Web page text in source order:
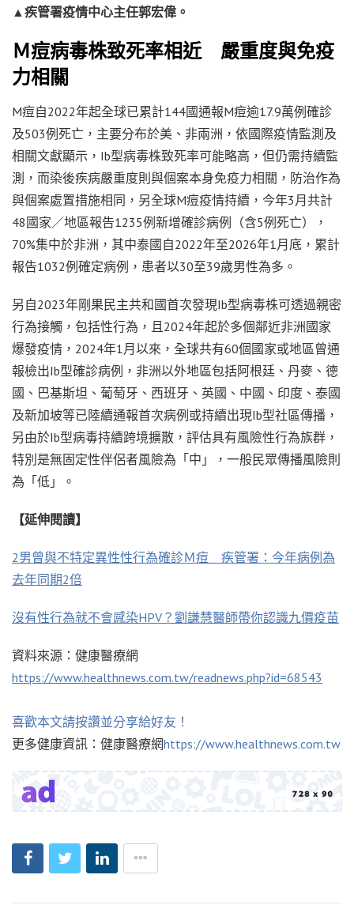
▲疾管署疫情中心主任郭宏偉。
Ｍ痘病毒株致死率相近 嚴重度與免疫
力相關
M痘自2022年起全球已累計144國通報M痘逾17.9萬例確診
及503例死亡，主要分布於美、非兩洲，依國際疫情監測及
相關文獻顯示，Ib型病毒株致死率可能略高，但仍需持續監
測，而染後疾病嚴重度則與個案本身免疫力相關，防治作為
與個案處置措施相同，另全球M痘疫情持續，今年3月共計
48國家／地區報告1235例新增確診病例（含5例死亡），
70%集中於非洲，其中泰國自2022年至2026年1月底，累計
報告1032例確定病例，患者以30至39歲男性為多。
另自2023年剛果民主共和國首次發現Ib型病毒株可透過親密
行為接觸，包括性行為，且2024年起於多個鄰近非洲國家
爆發疫情，2024年1月以來，全球共有60個國家或地區曾通
報檢出Ib型確診病例，非洲以外地區包括阿根廷、丹麥、德
國、巴基斯坦、葡萄牙、西班牙、英國、中國、印度、泰國
及新加坡等已陸續通報首次病例或持續出現Ib型社區傳播，
另由於Ib型病毒持續跨境擴散，評估具有風險性行為族群，
特別是無固定性伴侶者風險為「中」，一般民眾傳播風險則
為「低」。
【延伸閱讀】
2男曾與不特定異性性行為確診Ｍ痘 疾管署：今年病例為
去年同期2倍
沒有性行為就不會感染HPV？劉謙慧醫師帶你認識九價疫苗
資料來源：健康醫療網
https://www.healthnews.com.tw/readnews.php?id=68543
喜歡本文請按讚並分享給好友！
更多健康資訊：健康醫療網https://www.healthnews.com.tw